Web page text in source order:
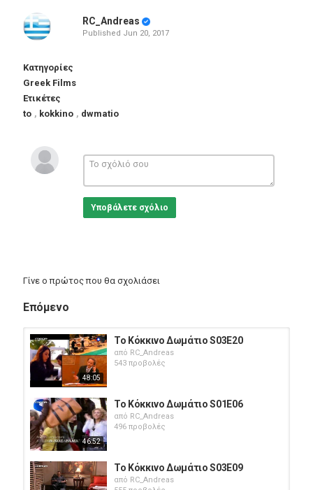
RC_Andreas
Published Jun 20, 2017
Κατηγορίες
Greek Films
Ετικέτες
to , kokkino , dwmatio
Υποβάλετε σχόλιο
Γίνε ο πρώτος που θα σχολιάσει
Επόμενο
48:05
Το Κόκκινο Δωμάτιο S03E20
από RC_Andreas
543 προβολές
46:52
Το Κόκκινο Δωμάτιο S01E06
από RC_Andreas
496 προβολές
Το Κόκκινο Δωμάτιο S03E09
από RC_Andreas